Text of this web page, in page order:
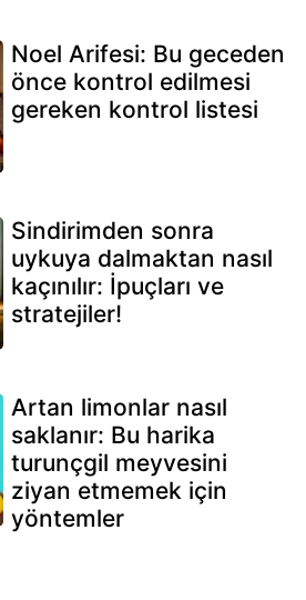
Noel Arifesi: Bu geceden
önce kontrol edilmesi
gereken kontrol listesi
Sindirimden sonra
uykuya dalmaktan nasıl
kaçınılır: İpuçları ve
stratejiler!
Artan limonlar nasıl
saklanır: Bu harika
turunçgil meyvesini
ziyan etmemek için
yöntemler